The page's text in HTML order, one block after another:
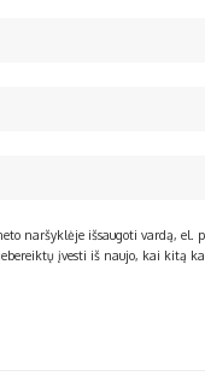
naršyklėje išsaugoti vardą, el.
įvesti iš naujo, kai kitą